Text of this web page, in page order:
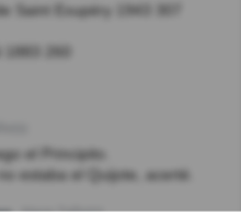
Saint Exupéry 1943 307
260
el Principito.
estaba el Quijote, acerté.